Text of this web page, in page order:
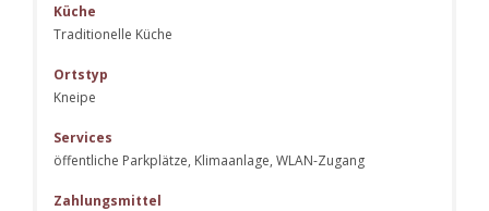
Küche
Traditionelle Küche
Ortstyp
Kneipe
Services
öffentliche Parkplätze, Klimaanlage, WLAN-Zugang
Zahlungsmittel